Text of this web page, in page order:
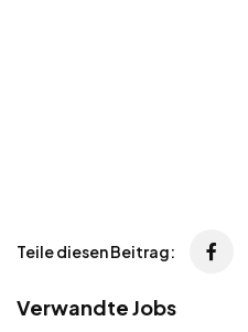
Teile diesen Beitrag:
Verwandte Jobs